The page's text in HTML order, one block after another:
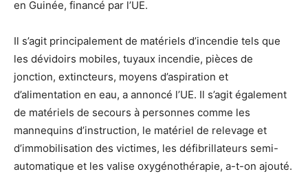
en Guinée, financé par l’UE.
Il s’agit principalement de matériels d’incendie tels que
les dévidoirs mobiles, tuyaux incendie, pièces de
jonction, extincteurs, moyens d’aspiration et
d’alimentation en eau, a annoncé l’UE. Il s’agit également
de matériels de secours à personnes comme les
mannequins d’instruction, le matériel de relevage et
d’immobilisation des victimes, les défibrillateurs semi-
automatique et les valise oxygénothérapie, a-t-on ajouté.